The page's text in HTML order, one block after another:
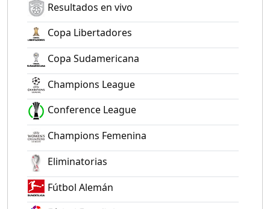
Resultados en vivo
Copa Libertadores
Copa Sudamericana
Champions League
Conference League
Champions Femenina
Eliminatorias
Fútbol Alemán